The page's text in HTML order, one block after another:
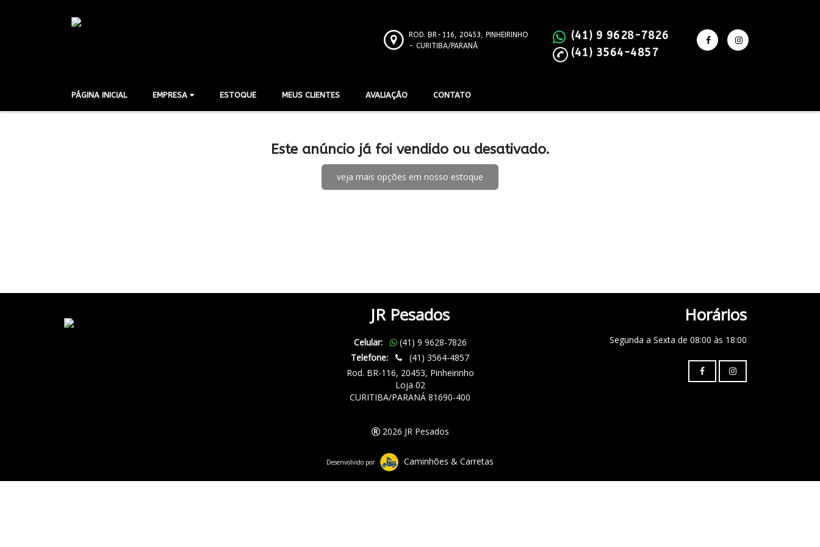
(41) 9 9628-7826
(41) 3564-4857
ROD. BR-116, 20453, PINHEIRINHO
- CURITIBA/PARANÁ
PÁGINA INICIAL EMPRESA ESTOQUE MEUS CLIENTES AVALIAÇÃO CONTATO
Este anúncio já foi vendido ou desativado.
veja mais opções em nosso estoque
JR Pesados
Celular:
(41) 9 9628-7826
Telefone:
(41) 3564-4857
Rod. BR-116, 20453, Pinheirinho
Loja 02
CURITIBA/PARANÁ 81690-400
Horários
Segunda a Sexta de 08:00 às 18:00
2026 JR Pesados
Desenvolvido por Caminhões & Carretas